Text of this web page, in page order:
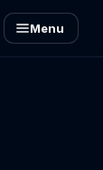
Menu